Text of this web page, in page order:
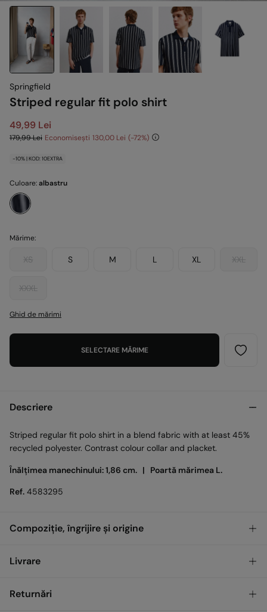
Springfield
Striped regular fit polo shirt
49,99 Lei
179,99 Lei Economisești 130,00 Lei 72
-10% | KOD: 10EXTRA
Culoare:albastru
Mărime:
XS S M L XL XXL
XXXL
Ghid de mărimi
SELECTARE MĂRIME
Descriere
Striped regular fit polo shirt in a blend fabric with at least 45%
recycled polyester. Contrast colour collar and placket.
Înălțimea manechinului: 1,86 cm. | Poartă mărimea L.
Ref. 4583295
Compoziție, îngrijire și origine
Compoziţie
Îngrijire
Livrare
Ridicare din magazin
Returnări